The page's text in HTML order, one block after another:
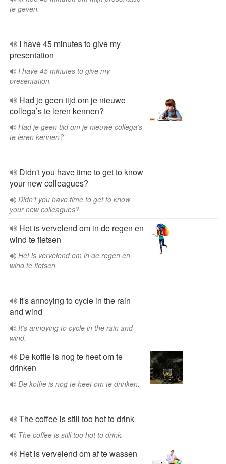
te geven.
I have 45 minutes to give my
presentation
I have 45 minutes to give my
presentation.
Had je geen tijd om je nieuwe
collega’s te leren kennen?
Had je geen tijd om je nieuwe collega’s
te leren kennen?
Didn't you have time to get to know
your new colleagues?
Didn't you have time to get to know
your new colleagues?
Het is vervelend om in de regen en
wind te fietsen
Het is vervelend om in de regen en
wind te fietsen.
It's annoying to cycle in the rain
and wind
It's annoying to cycle in the rain and
wind.
De koffie is nog te heet om te
drinken
De koffie is nog te heet om te drinken.
The coffee is still too hot to drink
The coffee is still too hot to drink.
Het is vervelend om af te wassen